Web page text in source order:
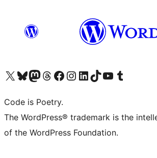
Navštivte náš účet na X (dříve Twitter)
Navštivte náš Bluesky účetNavštivte náš účet Mastodon
Navštivte náš Threads účetNavštivte naši stránku na Facebooku
Navštivte náš Instagram účetNavštivte náš LinkedIn účetNavštivte náš TikTok účetNavštivte náš YouTube kanálNavštivte náš Tumblr účet
Code is Poetry.
The WordPress® trademark is the
of the WordPress Foundation.